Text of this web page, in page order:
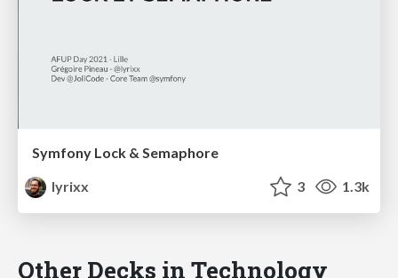
Symfony Lock & Semaphore
lyrixx
3 1.3k
Other Decks in Technology